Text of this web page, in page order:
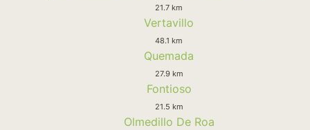
21.7 km
Vertavillo
48.1 km
Quemada
27.9 km
Fontioso
21.5 km
Olmedillo De Roa